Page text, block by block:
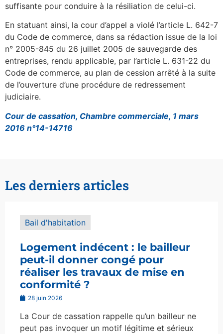
suffisante pour conduire à la résiliation de celui-ci.
En statuant ainsi, la cour d’appel a violé l’article L. 642-7
du Code de commerce, dans sa rédaction issue de la loi
n° 2005-845 du 26 juillet 2005 de sauvegarde des
entreprises, rendu applicable, par l’article L. 631-22 du
Code de commerce, au plan de cession arrêté à la suite
de l’ouverture d’une procédure de redressement
judiciaire.
Cour de cassation, Chambre commerciale, 1 mars
2016 n°14-14716
Les derniers articles
Bail d'habitation
Logement indécent : le bailleur
peut-il donner congé pour
réaliser les travaux de mise en
conformité ?
28 juin 2026
La Cour de cassation rappelle qu’un bailleur ne
peut pas invoquer un motif légitime et sérieux